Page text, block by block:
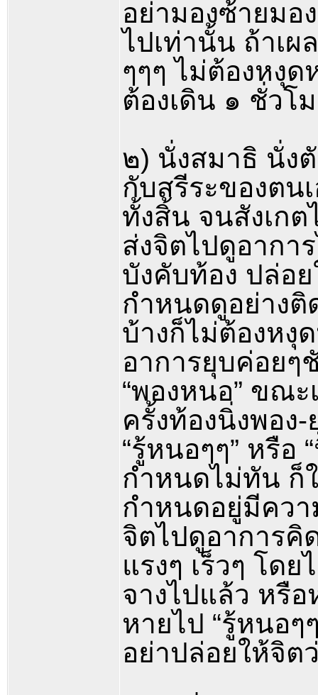
อย่ามองซ้ายมอ
ไปเท่านั้น ถ้าเผ
ๆๆๆ ไม่ต้องหงุด
ต้องเดิน ๑ ชั่วโ
๒) นั่งสมาธิ นั่ง
กับสรีระของตน
ทั้งสิ้น จนสังเก
ส่งจิตไปดูอากา
บังคับท้อง ปล่อ
กำหนดดูอย่างติ
บ้างก็ไม่ต้องหงุ
อาการยุบค่อย
“พองหนอ” ขณะ
ครั้งท้องนิ่งพอง
“รู้หนอๆๆ” หรือ
กำหนดไม่ทัน ก็
กำหนดอยู่มีควา
จิตไปดูอาการคิ
แรงๆ เร็วๆ โด
จางไปแล้ว หรื
หายไป “รู้หนอ
อย่าปล่อยให้จิต